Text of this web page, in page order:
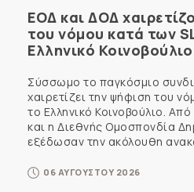
ΕΟΔ και ΔΟΔ
του νόμου κατά των
Ελληνικό Κοινοβούλιο
Σύσσωμο το παγκόσμιο
χαιρετίζει την ψήφιση του
το Ελληνικό Κοινοβούλιο.
και η Διεθνής Ομοσπονδία
εξέδωσαν την ακόλουθη
06 ΑΥΓΟΥΣΤΟΥ 2026